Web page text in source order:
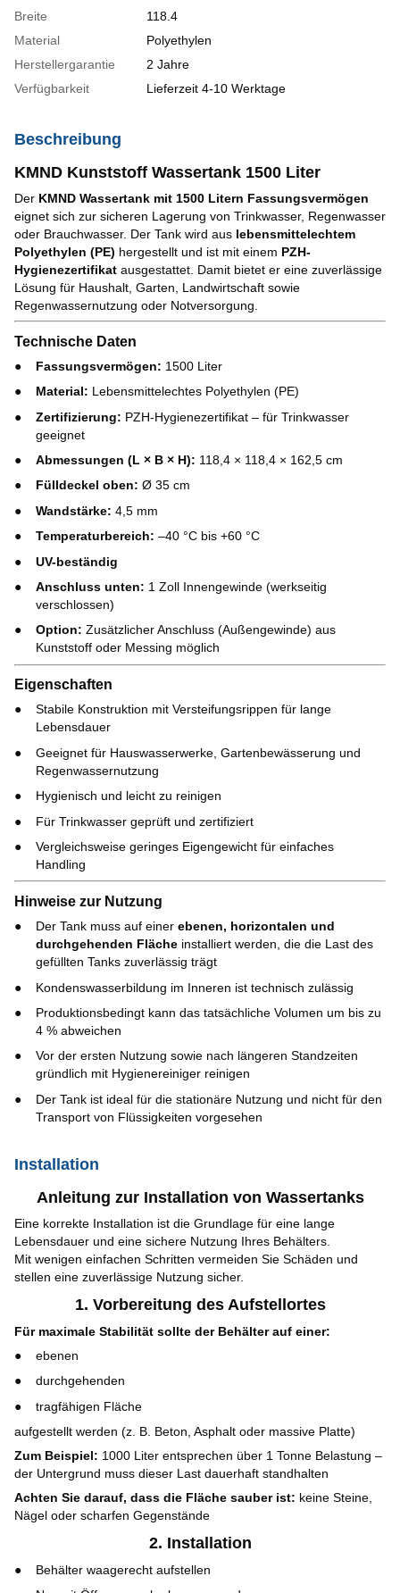
Breite
118.4
Material
Polyethylen
Herstellergarantie
2 Jahre
Verfügbarkeit
Lieferzeit 4-10 Werktage
Beschreibung
KMND Kunststoff Wassertank 1500 Liter
Der KMND Wassertank mit 1500 Litern Fassungsvermögen
eignet sich zur sicheren Lagerung von Trinkwasser, Regenwasser
oder Brauchwasser. Der Tank wird aus lebensmittelechtem
Polyethylen (PE) hergestellt und ist mit einem PZH-
Hygienezertifikat ausgestattet. Damit bietet er eine zuverlässige
Lösung für Haushalt, Garten, Landwirtschaft sowie
Regenwassernutzung oder Notversorgung.
Technische Daten
Fassungsvermögen: 1500 Liter
Material: Lebensmittelechtes Polyethylen (PE)
Zertifizierung: PZH-Hygienezertifikat – für Trinkwasser
geeignet
Abmessungen (L × B × H): 118,4 × 118,4 × 162,5 cm
Fülldeckel oben: Ø 35 cm
Wandstärke: 4,5 mm
Temperaturbereich: –40 °C bis +60 °C
UV-beständig
Anschluss unten: 1 Zoll Innengewinde (werkseitig
verschlossen)
Option: Zusätzlicher Anschluss (Außengewinde) aus
Kunststoff oder Messing möglich
Eigenschaften
Stabile Konstruktion mit Versteifungsrippen für lange
Lebensdauer
Geeignet für Hauswasserwerke, Gartenbewässerung und
Regenwassernutzung
Hygienisch und leicht zu reinigen
Für Trinkwasser geprüft und zertifiziert
Vergleichsweise geringes Eigengewicht für einfaches
Handling
Hinweise zur Nutzung
Der Tank muss auf einer ebenen, horizontalen und
durchgehenden Fläche installiert werden, die die Last des
gefüllten Tanks zuverlässig trägt
Kondenswasserbildung im Inneren ist technisch zulässig
Produktionsbedingt kann das tatsächliche Volumen um bis zu
4 % abweichen
Vor der ersten Nutzung sowie nach längeren Standzeiten
gründlich mit Hygienereiniger reinigen
Der Tank ist ideal für die stationäre Nutzung und nicht für den
Transport von Flüssigkeiten vorgesehen
Installation
Anleitung zur Installation von Wassertanks
Eine korrekte Installation ist die Grundlage für eine lange
Lebensdauer und eine sichere Nutzung Ihres Behälters.
Mit wenigen einfachen Schritten vermeiden Sie Schäden und
stellen eine zuverlässige Nutzung sicher.
1. Vorbereitung des Aufstellortes
Für maximale Stabilität sollte der Behälter auf einer:
ebenen
durchgehenden
tragfähigen Fläche
aufgestellt werden (z. B. Beton, Asphalt oder massive Platte)
Zum Beispiel: 1000 Liter entsprechen über 1 Tonne Belastung –
der Untergrund muss dieser Last dauerhaft standhalten
Achten Sie darauf, dass die Fläche sauber ist: keine Steine,
Nägel oder scharfen Gegenstände
2. Installation
Behälter waagerecht aufstellen